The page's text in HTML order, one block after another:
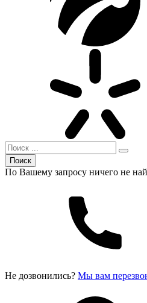
Поиск
По Вашему запросу ничего не
Не дозвонились? Мы вам